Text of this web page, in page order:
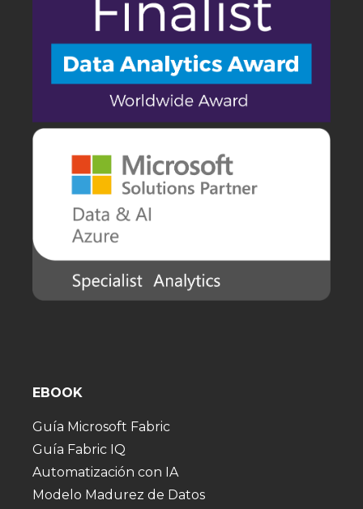
EBOOK
Guía Microsoft Fabric
Guía Fabric IQ
Automatización con IA
Modelo Madurez de Datos